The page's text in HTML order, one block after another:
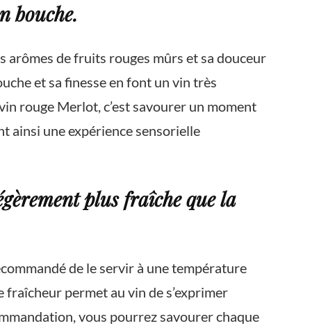
bouche.
arômes de fruits rouges mûrs et sa douceur
et sa finesse en font un vin très
rouge Merlot, c’est savourer un moment
ainsi une expérience sensorielle
plus fraîche que la
de le servir à une température
permet au vin de s’exprimer
vous pourrez savourer chaque